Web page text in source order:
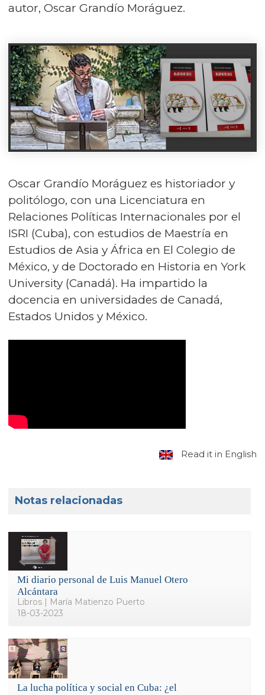
autor, Oscar Grandío Moráguez.
Oscar Grandío Moráguez es historiador y
politólogo, con una Licenciatura en
Relaciones Políticas Internacionales por el
ISRI (Cuba), con estudios de Maestría en
Estudios de Asia y África en El Colegio de
México, y de Doctorado en Historia en York
University (Canadá). Ha impartido la
docencia en universidades de Canadá,
Estados Unidos y México.
Read it in English
Notas relacionadas
Mi diario personal de Luis Manuel Otero
Alcántara
Libros | María Matienzo Puerto
18-03-2023
La lucha política y social en Cuba: ¿el